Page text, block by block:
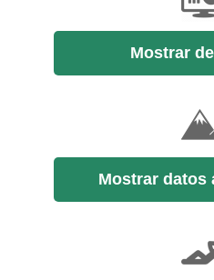
Mostrar
Mostrar datos